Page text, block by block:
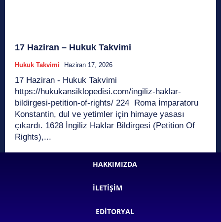
17 Haziran – Hukuk Takvimi
Hukuk Takvimi Haziran 17, 2026
17 Haziran - Hukuk Takvimi
https://hukukansiklopedisi.com/ingiliz-haklar-
bildirgesi-petition-of-rights/ 224 Roma İmparatoru
Konstantin, dul ve yetimler için himaye yasası
çıkardı. 1628 İngiliz Haklar Bildirgesi (Petition Of
Rights),...
HAKKIMIZDA
İLETIŞIM
EDITORYAL